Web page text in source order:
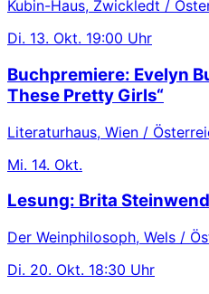
Kubin-Haus, Zwickledt /
Di. 13. Okt. 19:00 Uhr
Buchpremiere: Evelyn
These Pretty Girls“
Literaturhaus, Wien /
Mi. 14. Okt.
Lesung: Brita
Der Weinphilosoph, Wels /
Di. 20. Okt. 18:30 Uhr